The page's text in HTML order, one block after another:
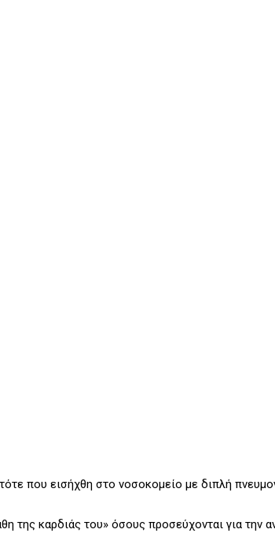
που εισήχθη στο νοσοκομείο με διπλή
της καρδιάς του» όσους προσεύχονται για την